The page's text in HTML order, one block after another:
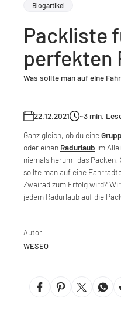
Blogartikel
Packliste
perfekten
Was sollte man auf eine
22.12.2021 ~3 min.
Ganz gleich, ob du eine
oder einen Radurlaub im
niemals herum: das
sollte man auf eine
Zweirad zum Erfolg wird?
jedem Radurlaub auf die
Autor
WESEO